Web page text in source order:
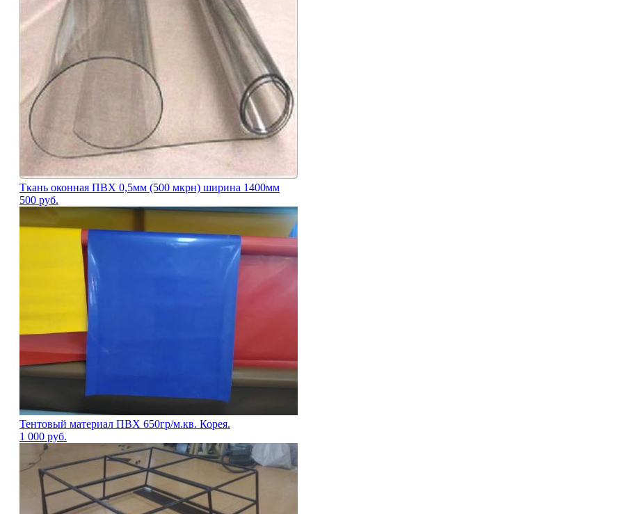
Ткань оконная ПВХ 0,5мм (500 мкрн) ширина 1400мм
500 руб.
Тентовый материал ПВХ 650гр/м.кв. Корея.
1 000 руб.